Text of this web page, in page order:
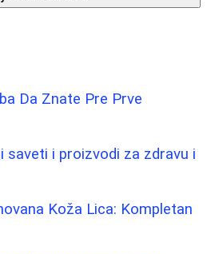
Da Znate Pre Prve
saveti i proizvodi za zdravu i
Koža Lica: Kompletan